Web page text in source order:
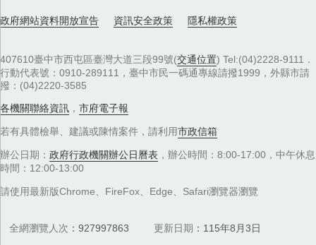
政府網站資料開放宣告 資訊安全政策 隱私權政策
407610臺中市西屯區臺灣大道三段99號(交通位置) Tel:(04)2228-9111．
行動代表號：0910-289111，臺中市民一碼通專線請撥1999，外縣市請
撥：(04)2220-3585
各機關聯絡資訊 ， 市府電子報
若有具體檢舉、建議或陳情案件，請利用市政信箱
辦公日期： 政府行政機關辦公日曆表 ，辦公時間：8:00-17:00，中午休息
時間：12:00-13:00
請使用最新版Chrome、FireFox、Edge、Safari瀏覽器瀏覽
全網瀏覽人次 927997863 更新日期 115年8月3日